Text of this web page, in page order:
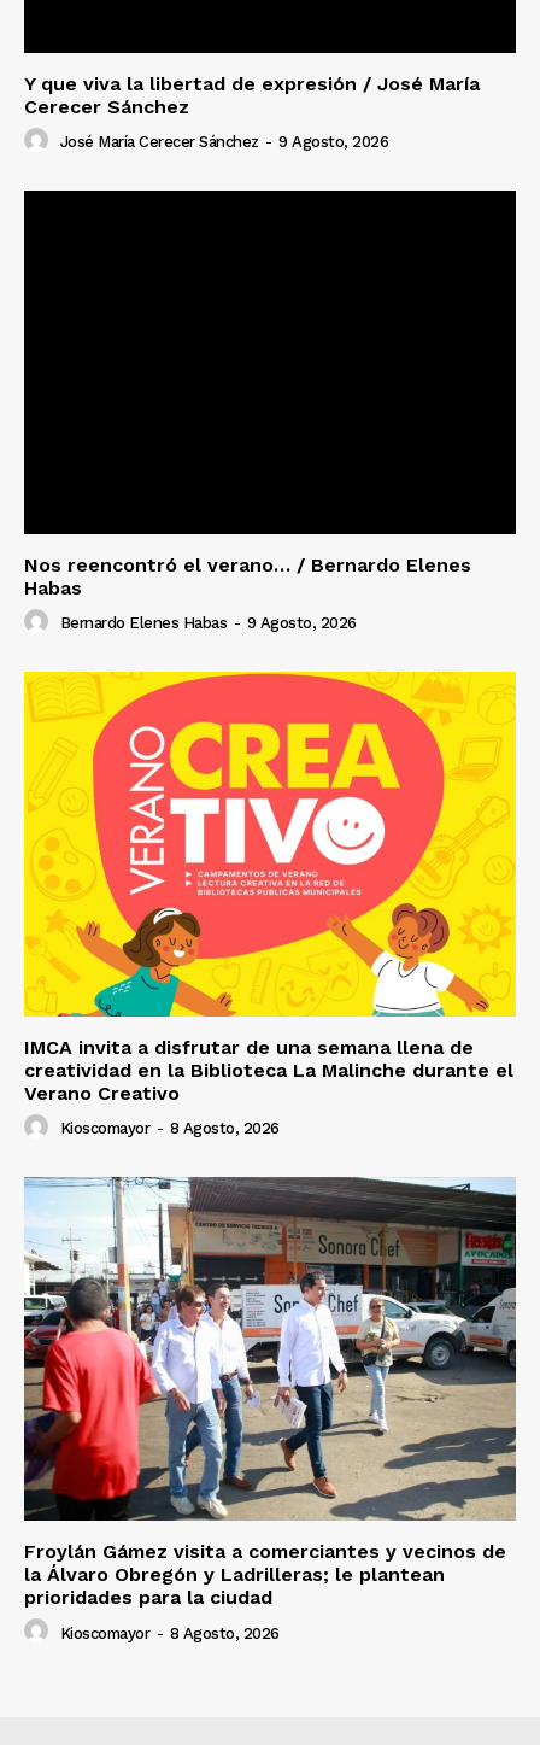
Y que viva la libertad de expresión / José María
Cerecer Sánchez
José María Cerecer Sánchez - 9 Agosto, 2026
Nos reencontró el verano… / Bernardo Elenes
Habas
Bernardo Elenes Habas - 9 Agosto, 2026
IMCA invita a disfrutar de una semana llena de
creatividad en la Biblioteca La Malinche durante el
Verano Creativo
Kioscomayor - 8 Agosto, 2026
Froylán Gámez visita a comerciantes y vecinos de
la Álvaro Obregón y Ladrilleras; le plantean
prioridades para la ciudad
Kioscomayor - 8 Agosto, 2026